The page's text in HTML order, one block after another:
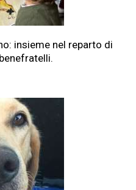
insieme nel reparto di